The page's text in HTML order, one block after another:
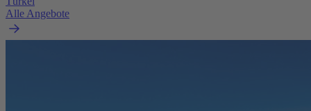
Alle Angebote